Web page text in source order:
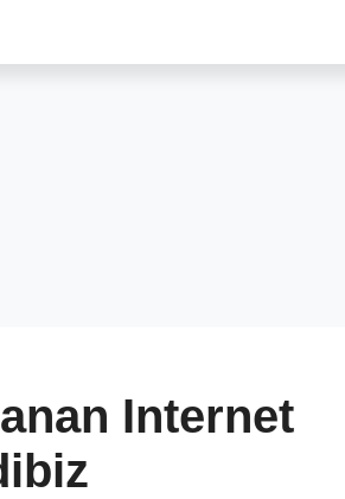
Internet